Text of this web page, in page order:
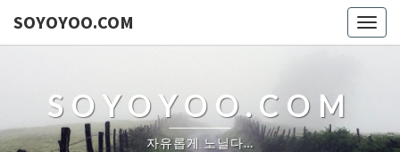
SOYOYOO.COM
SOYOYOO.COM
자유롭게 노닐다…